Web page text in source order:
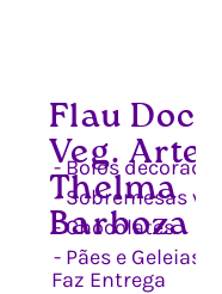
Flau
Veg.
Thelma
Barboza
- Bolos
- Sobremesas
- Chocolates
- Pães e Geleias
Faz Entrega